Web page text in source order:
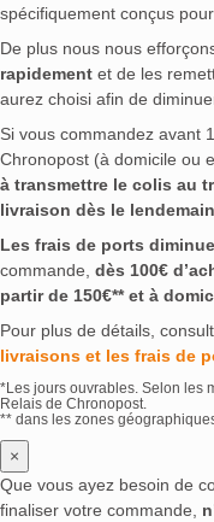
spécifiquement conçus
De plus nous nous
rapidement et de les
aurez choisi afin de
Si vous commandez avant
Chronopost (à domicile ou
à transmettre le colis au
livraison dès le lendemain
Les frais de ports
commande, dès 100€
partir de 150€** et à
Pour plus de détails,
livraisons et les frais de
*Les jours ouvrables. Selon les
Relais de Chronopost.
** dans les zones
×
Que vous ayez besoin de
finaliser votre commande,